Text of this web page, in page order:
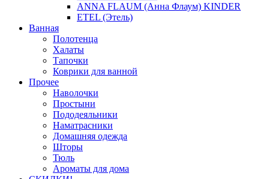
ANNA FLAUM (Анна Флаум) KINDER
ETEL (Этель)
Ванная
Полотенца
Халаты
Тапочки
Коврики для ванной
Прочее
Наволочки
Простыни
Пододеяльники
Наматрасники
Домашняя одежда
Шторы
Тюль
Ароматы для дома